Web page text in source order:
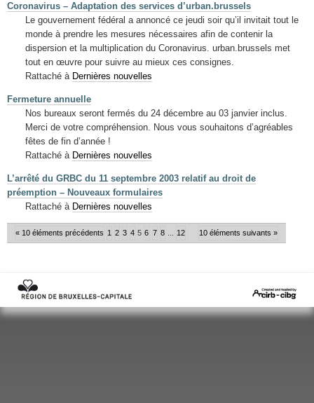
Coronavirus – Adaptation des services d’urban.brussels
Le gouvernement fédéral a annoncé ce jeudi soir qu’il invitait tout le
monde à prendre les mesures nécessaires afin de contenir la
dispersion et la multiplication du Coronavirus. urban.brussels met
tout en œuvre pour suivre au mieux ces consignes.
Rattaché à Dernières nouvelles
Fermeture annuelle
Nos bureaux seront fermés du 24 décembre au 03 janvier inclus.
Merci de votre compréhension. Nous vous souhaitons d’agréables
fêtes de fin d’année !
Rattaché à Dernières nouvelles
L’arrêté du GRBC du 11 septembre 2003 relatif au droit de
préemption – Nouveaux formulaires
Rattaché à Dernières nouvelles
« 10 éléments précédents 10 éléments suivants »
1 2 3 4 5 6 7 8 12